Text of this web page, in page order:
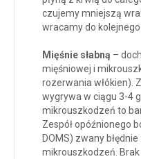
czujemy mniejszą
wracamy do kolejnego
Mięśnie słabną –
mięśniowej i
rozerwania włókien).
wygrywa w ciągu 3-4
mikrouszkodzeń to
Zespół opóźnionego
DOMS) zwany
mikrouszkodzeń.